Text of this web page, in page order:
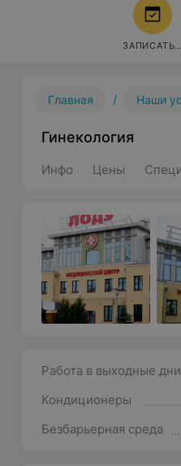
Главная / Наши
Гинекология
Инфо Цены
Работа в выходные
Кондиционеры
Безбарьерная среда